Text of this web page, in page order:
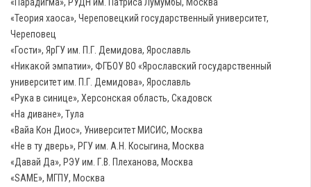
«Теория хаоса», Череповецкий государственный университет,
Череповец
«Гости», ЯрГУ им. П.Г. Демидова, Ярославль
«Никакой эмпатии»‎, ФГБОУ ВО «Ярославский государственный
университет им. П.Г. Демидова», Ярославль
«Рука в синице», Херсонская область, Скадовск
«На диване»‎, Тула
«Вайа Кон Диос», Университет МИСИС, Москва
«Не в ту дверь», РГУ им. А.Н. Косыгина, Москва
«Давай Да», РЭУ им. Г.В. Плеханова, Москва
«SAME», МГПУ, Москва